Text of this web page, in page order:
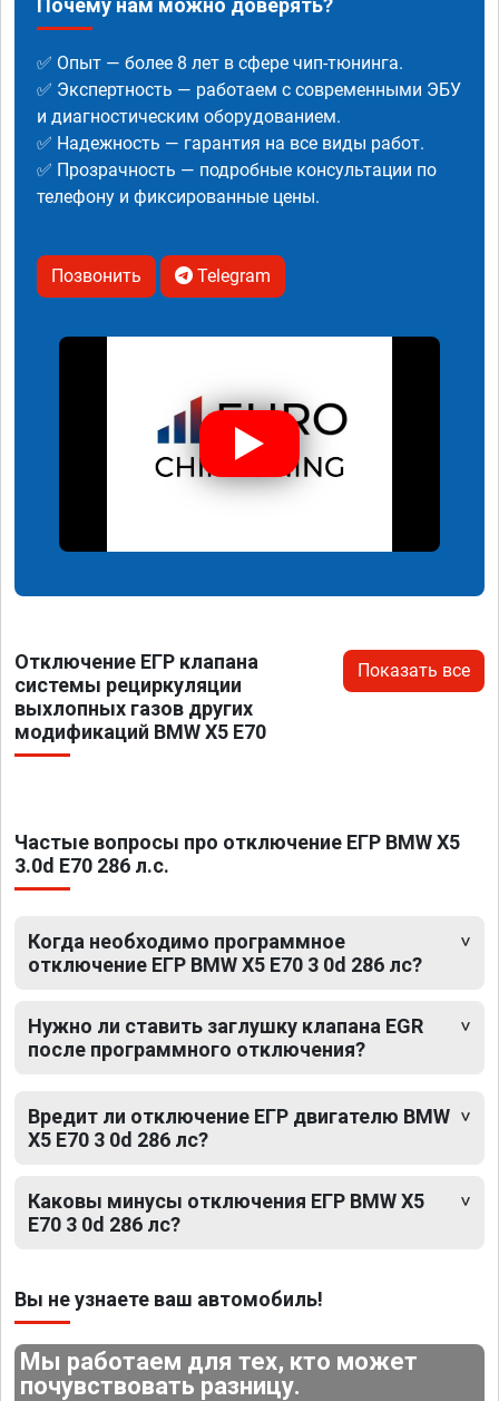
Почему нам можно доверять?
✅ Опыт — более 8 лет в сфере чип-тюнинга.
✅ Экспертность — работаем с современными ЭБУ
и диагностическим оборудованием.
✅ Надежность — гарантия на все виды работ.
✅ Прозрачность — подробные консультации по
телефону и фиксированные цены.
Позвонить Telegram
Отключение ЕГР клапана
системы рециркуляции
выхлопных газов других
модификаций BMW X5 E70
Показать все
Частые вопросы про отключение ЕГР BMW X5
3.0d E70 286 л.с.
Когда необходимо программное
отключение ЕГР BMW X5 E70 3 0d 286 лс?
Нужно ли ставить заглушку клапана EGR
после программного отключения?
Вредит ли отключение ЕГР двигателю BMW
X5 E70 3 0d 286 лс?
Каковы минусы отключения ЕГР BMW X5
E70 3 0d 286 лс?
Вы не узнаете ваш автомобиль!
Мы работаем для тех, кто может
почувствовать разницу.